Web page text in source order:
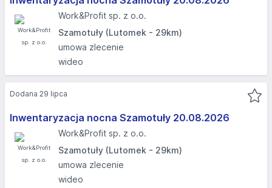
Work&Profit sp. z o.o.
Szamotuły (Lutomek - 29km)
umowa zlecenie
wideo
Inwentaryzacja nocna Szamotuły 20.08.2026​
Work&Profit sp. z o.o.
Szamotuły (Lutomek - 29km)
umowa zlecenie
wideo
Dodana 29 lipca